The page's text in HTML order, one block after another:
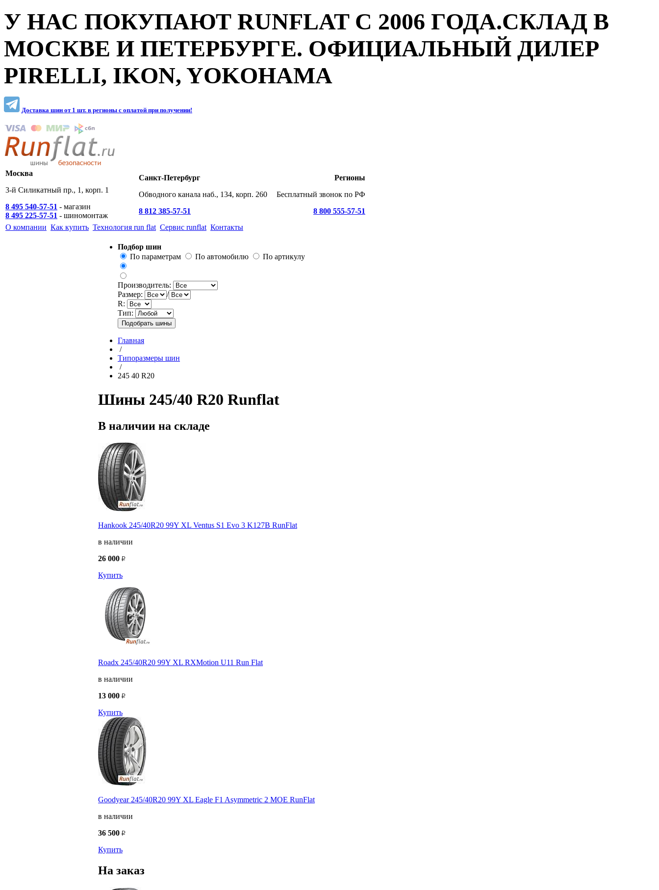
У НАС ПОКУПАЮТ RUNFLAT С 2006 ГОДА.СКЛАД В
МОСКВЕ И ПЕТЕРБУРГЕ. ОФИЦИАЛЬНЫЙ ДИЛЕР
PIRELLI, IKON, YOKOHAMA
Доставка шин от 1 шт. в регионы c оплатой при получении!
Москва
3-й Силикатный пр., 1, корп. 1
8 495 540-57-51 - магазин
8 495 225-57-51 - шиномонтаж
Санкт-Петербург
Обводного канала наб., 134, корп. 260
8 812 385-57-51
Регионы
Бесплатный звонок по РФ
8 800 555-57-51
О компании Как купить Технология run flat Сервис runflat Контакты
Подбор шин
По параметрам
По автомобилю По артикулу
Производитель:
Размер:
/
R:
Тип:
Главная
/
Типоразмеры шин
/
245 40 R20
Шины 245/40 R20 Runflat
В наличии на складе
Hankook 245/40R20 99Y XL Ventus S1 Evo 3 K127B RunFlat
в наличии
26 000
Купить
Roadx 245/40R20 99Y XL RXMotion U11 Run Flat
в наличии
13 000
Купить
Goodyear 245/40R20 99Y XL Eagle F1 Asymmetric 2 MOE RunFlat
в наличии
36 500
Купить
На заказ